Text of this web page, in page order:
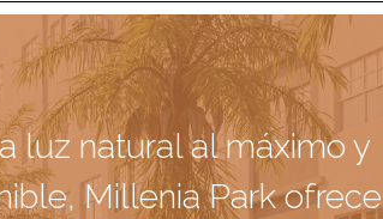
luz natural al máximo y
Millenia Park ofrece